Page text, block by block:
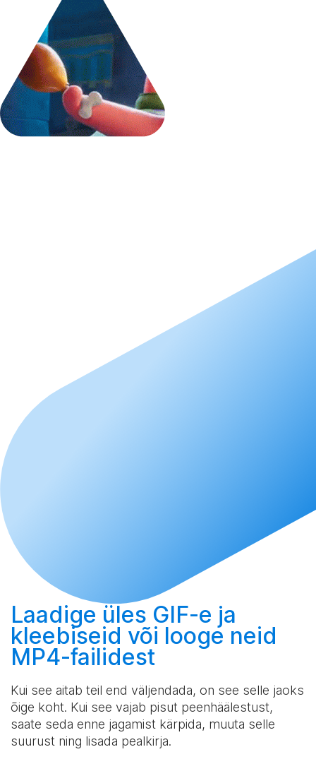
Laadige üles GIF-e ja
kleebiseid või looge neid
MP4-failidest
Kui see aitab teil end väljendada, on see selle jaoks
õige koht. Kui see vajab pisut peenhäälestust,
saate seda enne jagamist kärpida, muuta selle
suurust ning lisada pealkirja.